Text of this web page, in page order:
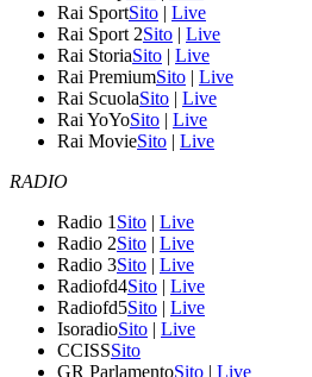
Rai SportSito | Live
Rai Sport 2Sito | Live
Rai StoriaSito | Live
Rai PremiumSito | Live
Rai ScuolaSito | Live
Rai YoYoSito | Live
Rai MovieSito | Live
RADIO
Radio 1 Sito | Live
Radio 2Sito | Live
Radio 3Sito | Live
Radiofd4Sito | Live
Radiofd5Sito | Live
IsoradioSito | Live
CCISSSito
GR ParlamentoSito | Live